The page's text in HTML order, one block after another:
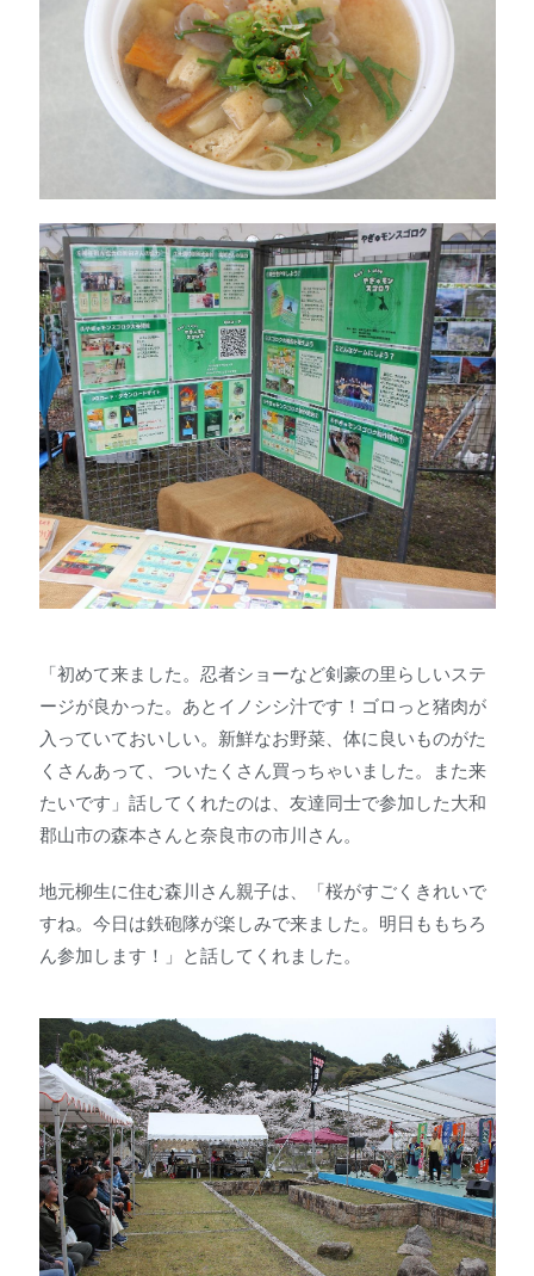
「初めて来ました。忍者ショーなど剣豪の里らしいステ
ージが良かった。あとイノシシ汁です！ゴロっと猪肉が
入っていておいしい。新鮮なお野菜、体に良いものがた
くさんあって、ついたくさん買っちゃいました。また来
たいです」話してくれたのは、友達同士で参加した大和
郡山市の森本さんと奈良市の市川さん。
地元柳生に住む森川さん親子は、「桜がすごくきれいで
すね。今日は鉄砲隊が楽しみで来ました。明日ももちろ
ん参加します！」と話してくれました。